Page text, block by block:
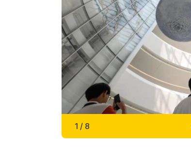
1 / 8